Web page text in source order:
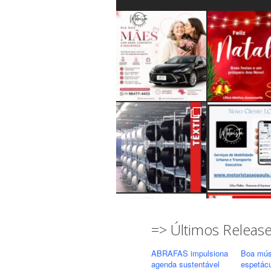
=> Últimos
ABRAFAS impulsiona
agenda sustentável
Boa